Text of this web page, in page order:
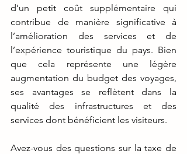
d’un petit coût supplémentaire qui
contribue de manière significative à
l’amélioration des services et de
l’expérience touristique du pays. Bien
que cela représente une légère
augmentation du budget des voyages,
ses avantages se reflètent dans la
qualité des infrastructures et des
services dont bénéficient les visiteurs.
Avez-vous des questions sur la taxe de